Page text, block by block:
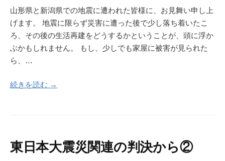
山形県と新潟県での地震に遭われた皆様に、お見舞い申し上
げます。 地震に限らず災害に遭った後で少し落ち着いたこ
ろ、その後の生活再建をどうするかということが、頭に浮か
ぶかもしれません。 もし、少しでも家屋に被害が見られた
ら、…
続きを読む →
東日本大震災関連の判決から②